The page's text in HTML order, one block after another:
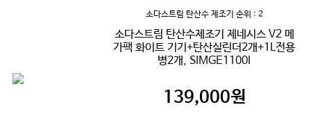
소다스트림 탄산수 제조기 순위 : 2
소다스트림 탄산수제조기 제네시스 V2 메
가팩 화이트 기기+탄산실린더2개+1L전용
병2개, SIMGE1100I
139,000원